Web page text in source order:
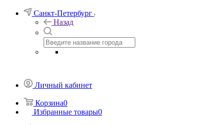
Санкт-Петербург
Назад
Личный кабинет
Корзина0
Избранные товары0